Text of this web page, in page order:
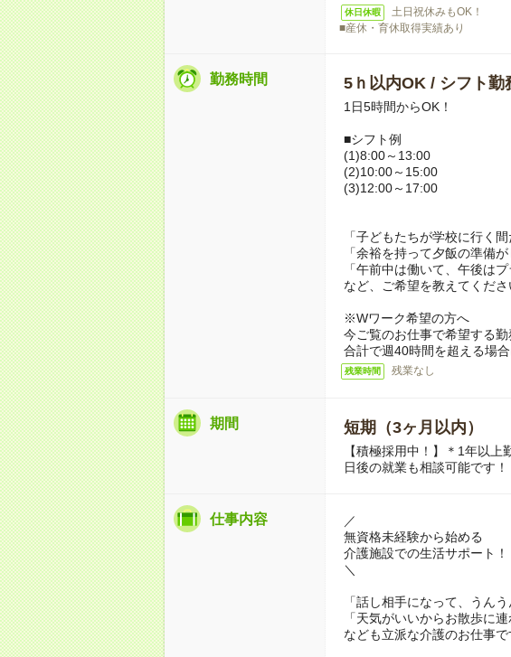
休日休暇
土日祝休みもOK！
■産休・育休取得実績あり
勤務時間 5ｈ以内OK / シフト勤
1日5時間からOK！
■シフト例
(1)8:00～13:00
(2)10:00～15:00
(3)12:00～17:00
「子どもたちが学校に行く間
「余裕を持って夕飯の準備が
「午前中は働いて、午後は
など、ご希望を教えてくださ
※Wワーク希望の方へ
今ご覧のお仕事で希望する
合計で週40時間を超える場合
残業時間 残業なし
期間 短期（3ヶ月以内）
【積極採用中！】＊1年以
日後の就業も相談可能です！
仕事内容
／
無資格未経験から始める
介護施設での生活サポート！
＼
「話し相手になって、うんう
「天気がいいからお散歩に連
なども立派な介護のお仕事で